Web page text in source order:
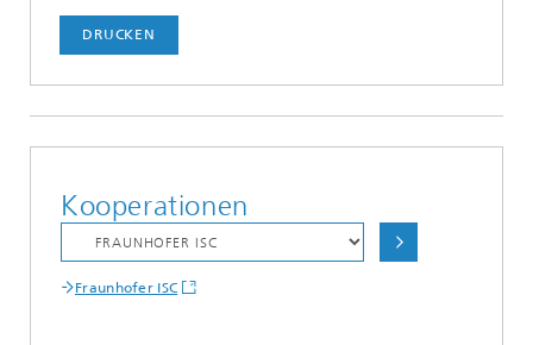
DRUCKEN
Kooperationen
Fraunhofer ISC